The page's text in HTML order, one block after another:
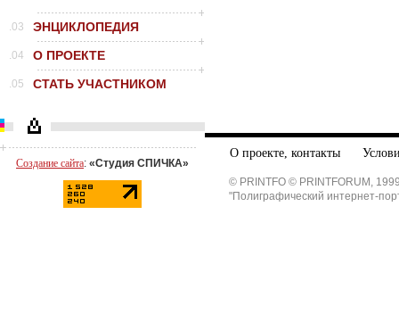
.03 ЭНЦИКЛОПЕДИЯ
.04 О ПРОЕКТЕ
.05 СТАТЬ УЧАСТНИКОМ
Создание сайта: «Студия СПИЧКА»
О проекте, контакты
© PRINTFO © PRINTFORUM,
"Полиграфический интернет-